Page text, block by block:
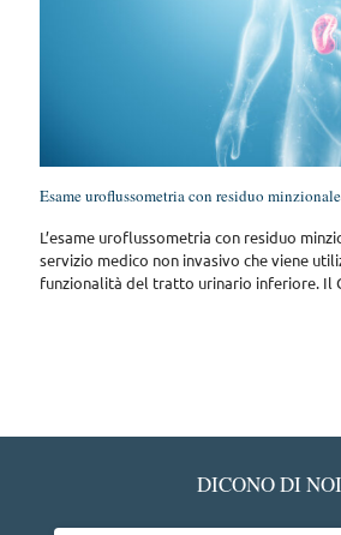
Esame uroflussometria con residuo
L’esame uroflussometria con residuo
servizio medico non invasivo che viene
funzionalità del tratto urinario inferiore. Il
DICONO DI NOI